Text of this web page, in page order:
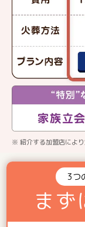
※ 紹介する加盟店により
3つ
まず